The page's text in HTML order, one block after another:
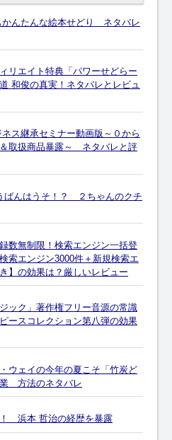
かんたんな絵本せどり ネタバレ
リエイト特典「パワーせどらー
和俊の真実！ネタバレとレビュ
ス継承セミナー動画版～０から
取扱商品暴露～ ネタバレと評
ばんはうそ！？ ２ちゃんのクチ
数無制限！検索エンジン一括登
索エンジン3000件＋新規検索エ
】の効果は？厳しいレビュー
ック」著作権フリー音源の常識
ースコレクション第八弾の効果
ウェイの今年の夏こそ「竹炭ど
方法のネタバレ
浜本 哲治の経歴を暴露